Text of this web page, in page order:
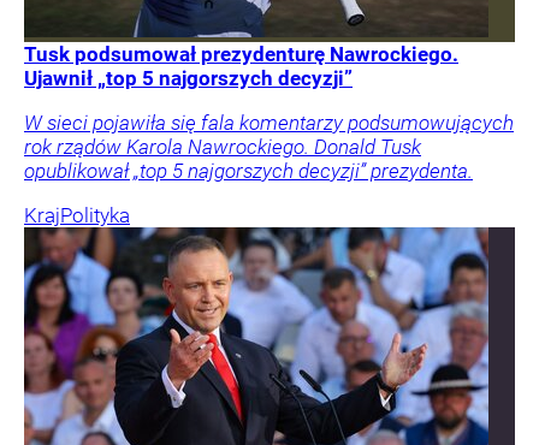
Tusk podsumował prezydenturę Nawrockiego.
Ujawnił „top 5 najgorszych decyzji”
W sieci pojawiła się fala komentarzy podsumowujących
rok rządów Karola Nawrockiego. Donald Tusk
opublikował „top 5 najgorszych decyzji” prezydenta.
KrajPolityka